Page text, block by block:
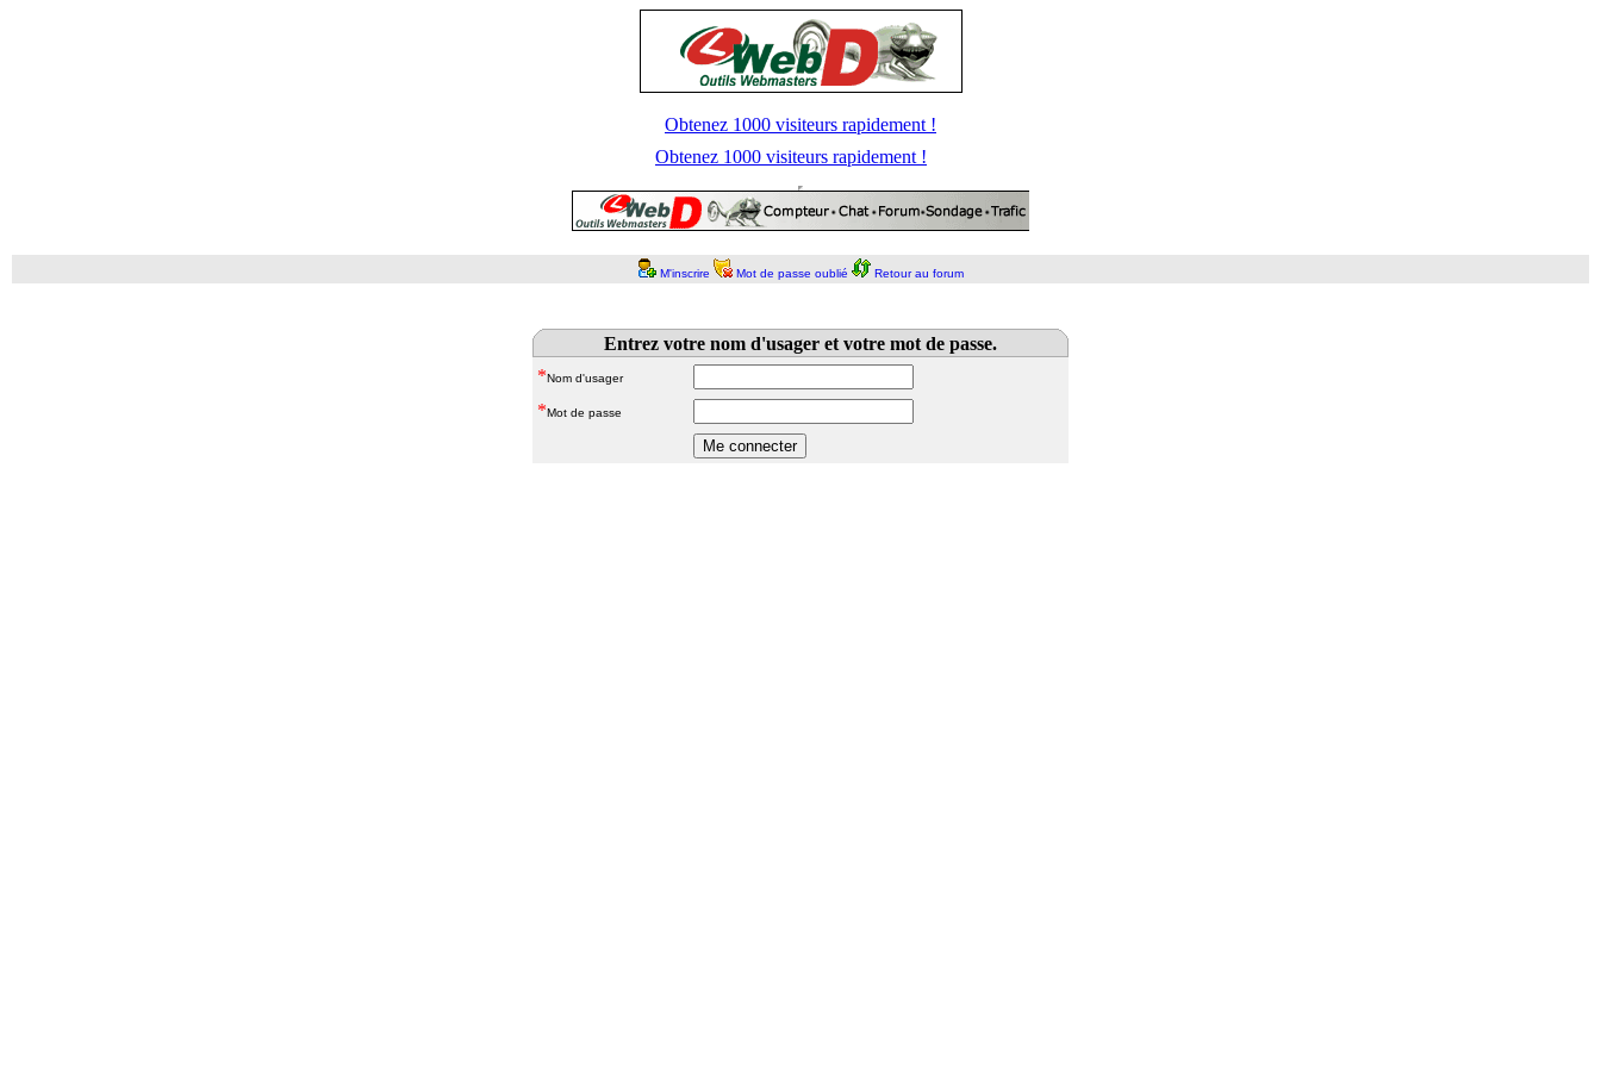
Obtenez 1000 visiteurs rapidement !
Obtenez 1000 visiteurs rapidement !
M'inscrire Mot de passe oublié Retour au forum
Entrez votre nom d'usager et votre mot de passe.
*Nom d'usager
*Mot de passe